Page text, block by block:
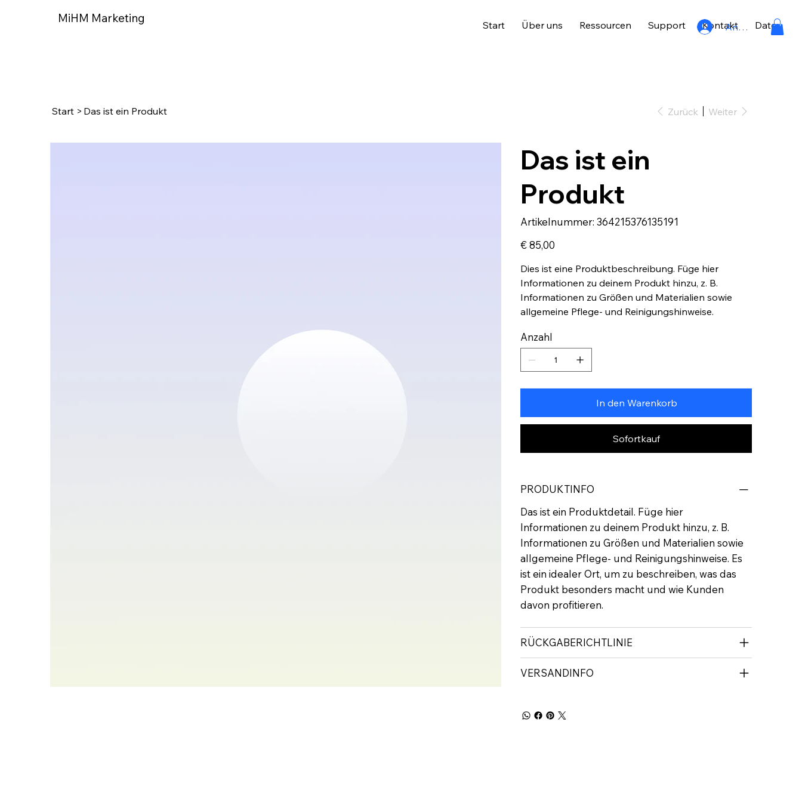
MiHM Marketing
Start Über uns Ressourcen Support KontaktAnmelden
Start > Das ist ein Produkt Zurück Weiter
Das ist ein
Produkt
Artikelnummer: Artikelnummer:
364215376135191
364215376135191
Preis
€ 85,00
Dies ist eine Produktbeschreibung. Füge hier
Informationen zu deinem Produkt hinzu, z. B.
Informationen zu Größen und Materialien sowie
allgemeine Pflege- und Reinigungshinweise.
Anzahl
In den Warenkorb
Sofortkauf
PRODUKTINFO
Das ist ein Produktdetail. Füge hier
Informationen zu deinem Produkt hinzu, z. B.
Informationen zu Größen und Materialien sowie
allgemeine Pflege- und Reinigungshinweise. Es
ist ein idealer Ort, um zu beschreiben, was das
Produkt besonders macht und wie Kunden
davon profitieren.
RÜCKGABERICHTLINIE
VERSANDINFO